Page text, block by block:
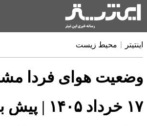
اینتیتر محیط زیست
وضعیت هوای فردا
۱۷ خرداد